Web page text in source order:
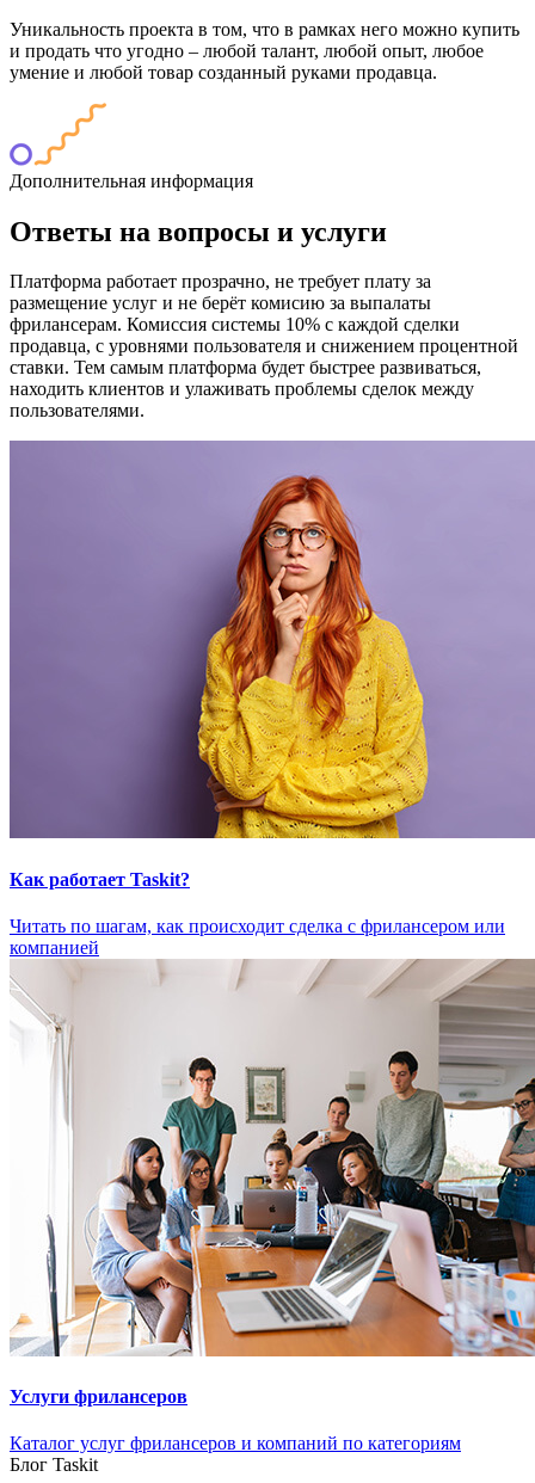
Уникальность проекта в том, что в рамках него можно купить
и продать что угодно – любой талант, любой опыт, любое
умение и любой товар созданный руками продавца.
Дополнительная информация
Ответы на вопросы и услуги
Платформа работает прозрачно, не требует плату за
размещение услуг и не берёт комисию за выпалаты
фрилансерам. Комиссия системы 10% с каждой сделки
продавца, с уровнями пользователя и снижением процентной
ставки. Тем самым платформа будет быстрее развиваться,
находить клиентов и улаживать проблемы сделок между
пользователями.
Как работает Taskit?
Читать по шагам, как происходит сделка с фрилансером или
компанией
Услуги фрилансеров
Каталог услуг фрилансеров и компаний по категориям
Блог Taskit